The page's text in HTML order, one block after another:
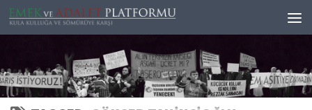
Skip to content